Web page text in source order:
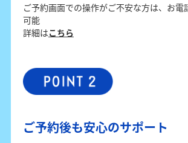
ご予約画面での操作がご不安な方は、お電
可能
詳細はこちら
ご予約後も安心のサポート